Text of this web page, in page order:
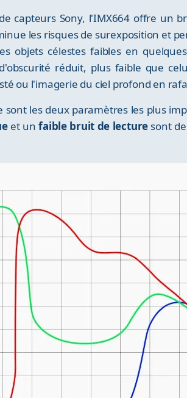
capteurs Sony, l'IMX664 offre un
les risques de surexposition et
objets célestes faibles en
réduit, plus faible que
ou l'imagerie du ciel profond en
les deux paramètres les plus
et unfaible bruit de lecture sont